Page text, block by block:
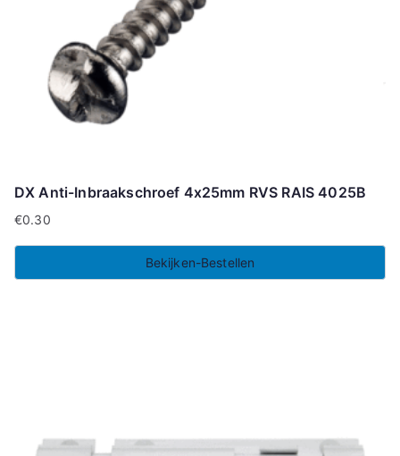
DX Anti-Inbraakschroef 4x25mm RVS RAIS 4025B
€0.30
Bekijken-Bestellen